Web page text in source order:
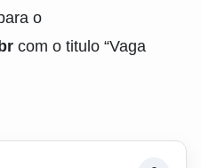
o
com o titulo “Vaga